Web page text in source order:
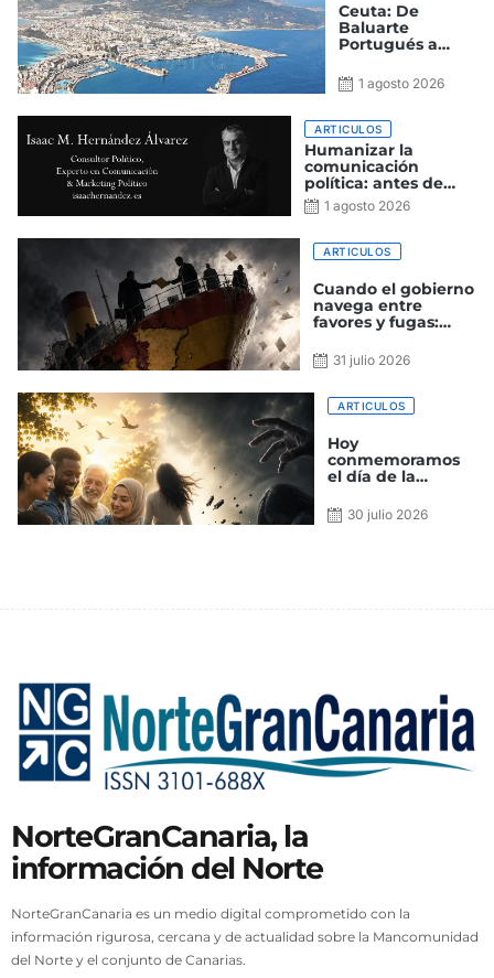
Ceuta: De
Baluarte
Portugués a
Autónoma
Española
1 agosto 2026
ARTICULOS
Humanizar la
comunicación
política: antes de
convencer, hay que
gustar
1 agosto 2026
ARTICULOS
Cuando el gobierno
navega entre
favores y fugas:
de escora
31 julio 2026
ARTICULOS
Hoy
conmemoramos
el día de la
trata de personas
30 julio 2026
NorteGranCanaria, la
información del Norte
NorteGranCanaria es un medio digital comprometido con la
información rigurosa, cercana y de actualidad sobre la Mancomunidad
del Norte y el conjunto de Canarias.